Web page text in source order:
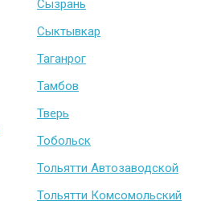
Сызрань
Сыктывкар
Таганрог
Тамбов
Тверь
Тобольск
Тольятти Автозаводской
Тольятти Комсомольский